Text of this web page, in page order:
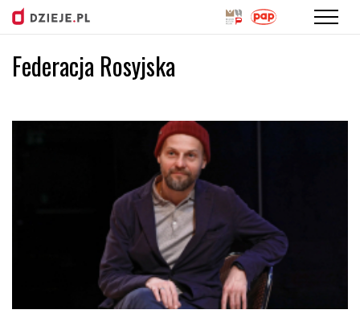
Federacja Rosyjska